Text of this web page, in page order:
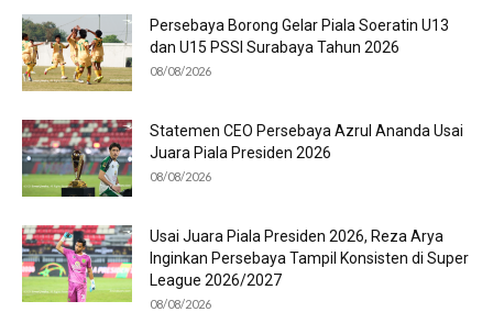
Persebaya Borong Gelar Piala Soeratin U13
dan U15 PSSI Surabaya Tahun 2026
08/08/2026
Statemen CEO Persebaya Azrul Ananda Usai
Juara Piala Presiden 2026
08/08/2026
Usai Juara Piala Presiden 2026, Reza Arya
Inginkan Persebaya Tampil Konsisten di Super
League 2026/2027
08/08/2026